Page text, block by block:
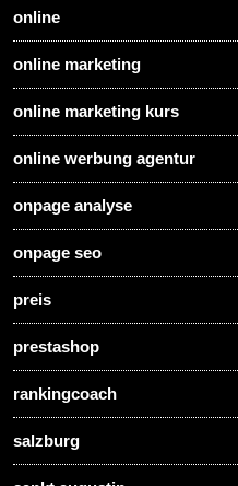
online
online marketing
online marketing kurs
online werbung agentur
onpage analyse
onpage seo
preis
prestashop
rankingcoach
salzburg